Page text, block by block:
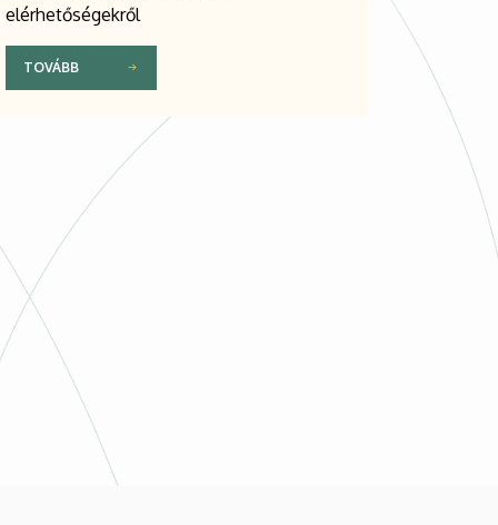
elérhetőségekről
TOVÁBB